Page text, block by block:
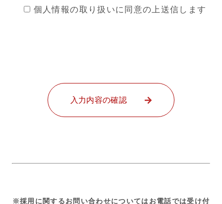
個人情報の取り扱いに同意の上送信します
入力内容の確認
※採用に関するお問い合わせについてはお電話では受け付